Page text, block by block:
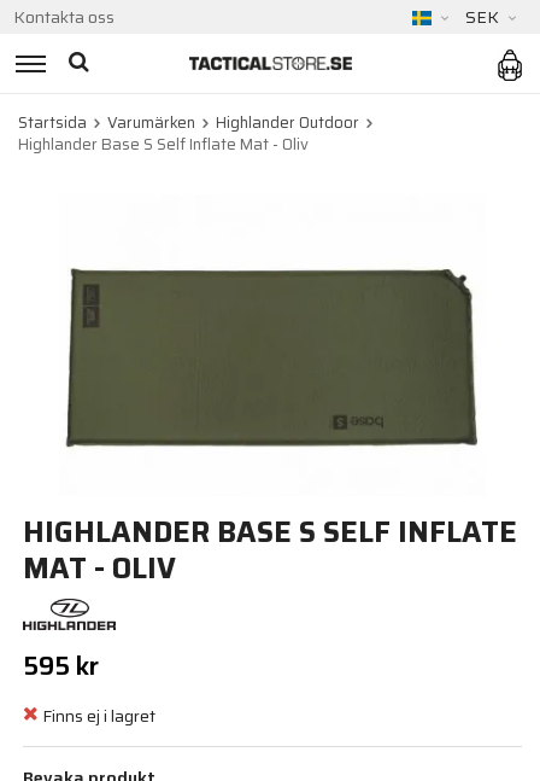
Kontakta oss SEK
Startsida Varumärken
Highlander Outdoor
Highlander Base S Self Inflate Mat - Oliv
HIGHLANDER BASE S SELF INFLATE
MAT - OLIV
595 kr
Finns ej i lagret